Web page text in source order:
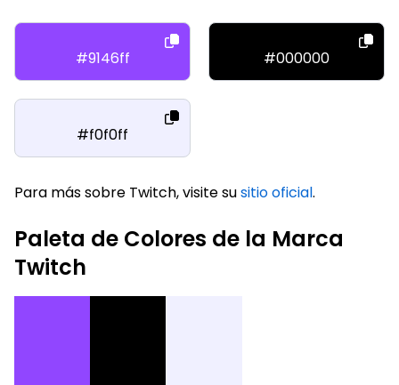
#9146ff #000000
#f0f0ff
Para más sobre Twitch, visite susitio oficial.
Paleta de Colores de la Marca
Twitch